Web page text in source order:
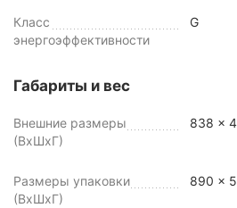
Класс
энергоэффективности
G
Габариты и вес
Внешние размеры
(ВхШхГ)
838 x
Размеры упаковки
(ВхШхГ)
890 x